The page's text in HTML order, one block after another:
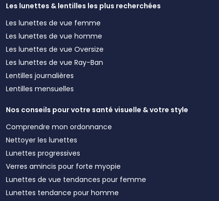
Les lunettes & lentilles les plus recherchées
Les lunettes de vue femme
Les lunettes de vue homme
Les lunettes de vue Oversize
Les lunettes de vue Ray-Ban
Lentilles journalières
Lentilles mensuelles
Nos conseils pour votre santé visuelle & votre style
Comprendre mon ordonnance
Nettoyer les lunettes
Lunettes progressives
Verres amincis pour forte myopie
Lunettes de vue tendances pour femme
Lunettes tendance pour homme